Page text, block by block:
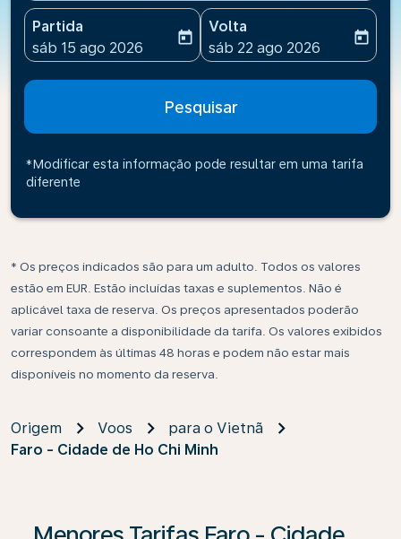
Partida
fc-booking-departure-date-aria-label
sáb 15 ago 2026
today
Volta
fc-booking-return-date-
sáb 22 ago 2026
today
Pesquisar
*Modificar esta informação pode resultar em uma tarifa
diferente
* Os preços indicados são para um adulto. Todos os valores
estão em EUR. Estão incluídas taxas e suplementos. Não é
aplicável taxa de reserva. Os preços apresentados poderão
variar consoante a disponibilidade da tarifa. Os valores exibidos
correspondem às últimas 48 horas e podem não estar mais
disponíveis no momento da reserva.
Origem Voos
para o Vietnã
Faro - Cidade de Ho Chi Minh
Se não forem encontrados resultados, clique em